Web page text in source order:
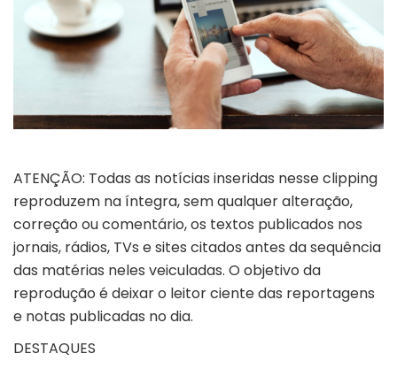
ATENÇÃO: Todas as notícias inseridas nesse clipping
reproduzem na íntegra, sem qualquer alteração,
correção ou comentário, os textos publicados nos
jornais, rádios, TVs e sites citados antes da sequência
das matérias neles veiculadas. O objetivo da
reprodução é deixar o leitor ciente das reportagens
e notas publicadas no dia.
DESTAQUES